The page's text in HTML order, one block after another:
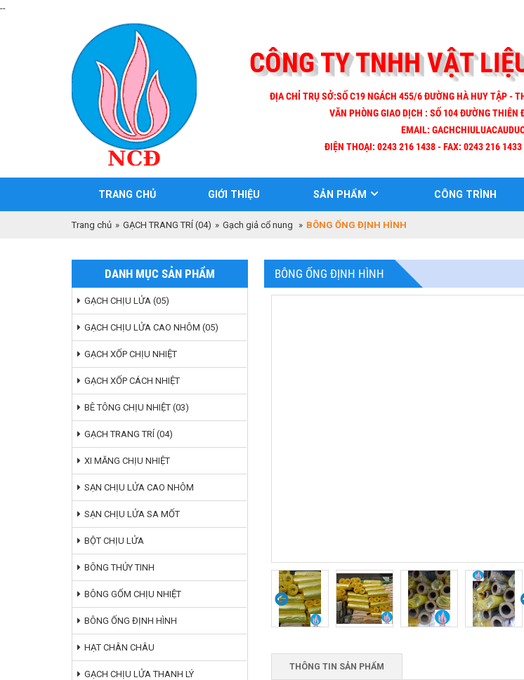
--
CÔNG TY TNHH VẬT
ĐỊA CHỈ TRỤ SỞ:SỐ C19 NGÁCH 455/6 ĐƯỜNG HÀ HUY TẬP -
VĂN PHÒNG GIAO DỊCH : SỐ 104 ĐƯỜNG
EMAIL:
ĐIỆN THOẠI: 0243 216 1438 - FAX: 0243 216
TRANG CHỦ GIỚI THIỆU SẢN PHẨM CÔNG TRÌNH
Trang chủ » GẠCH TRANG TRÍ (04) » Gạch giả cổ nung » BÔNG ỐNG ĐỊNH HÌNH
DANH MỤC SẢN PHẨM
GẠCH CHỊU LỬA (05)
GẠCH CHỊU LỬA CAO NHÔM (05)
GẠCH XỐP CHỊU NHIỆT
GẠCH XỐP CÁCH NHIỆT
BÊ TÔNG CHỊU NHIỆT (03)
GẠCH TRANG TRÍ (04)
XI MĂNG CHỊU NHIỆT
SẠN CHỊU LỬA CAO NHÔM
SẠN CHỊU LỬA SA MỐT
BỘT CHỊU LỬA
BÔNG THỦY TINH
BÔNG GỐM CHỊU NHIỆT
BÔNG ỐNG ĐỊNH HÌNH
HẠT CHÂN CHÂU
GẠCH CHỊU LỬA THANH LÝ
BÔNG ỐNG ĐỊNH HÌNH
THÔNG TIN SẢN PHẨM